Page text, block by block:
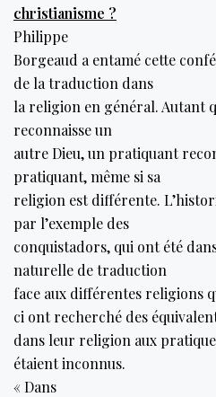
christianisme ?
Philippe
Borgeaud a entamé cette
de la traduction dans
la religion en général. Autant
reconnaisse un
autre Dieu, un pratiquant
pratiquant, même si sa
religion est différente.
par l’exemple des
conquistadors, qui ont été
naturelle de traduction
face aux différentes religions
ci ont recherché des
dans leur religion aux
étaient inconnus.
« Dans